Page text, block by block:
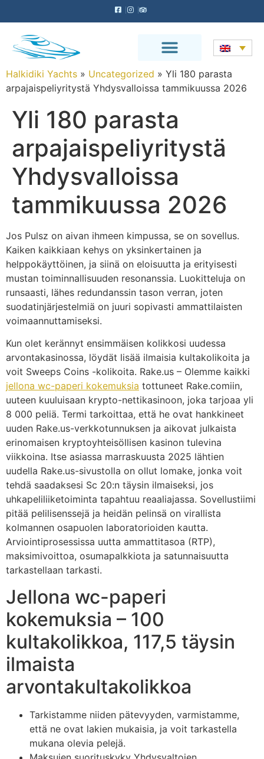
Halkidiki Yachts » Uncategorized » Yli 180 parasta
arpajaispeliyritystä Yhdysvalloissa tammikuussa 2026
Yli 180 parasta
arpajaispeliyritystä
Yhdysvalloissa
tammikuussa 2026
Jos Pulsz on aivan ihmeen kimpussa, se on sovellus.
Kaiken kaikkiaan kehys on yksinkertainen ja
helppokäyttöinen, ja siinä on eloisuutta ja erityisesti
mustan toiminnallisuuden resonanssia. Luokitteluja on
runsaasti, lähes redundanssin tason verran, joten
suodatinjärjestelmiä on juuri sopivasti ammattilaisten
voimaannuttamiseksi.
Kun olet kerännyt ensimmäisen kolikkosi uudessa
arvontakasinossa, löydät lisää ilmaisia ​​kultakolikoita ja
voit Sweeps Coins -kolikoita. Rake.us – Olemme kaikki
jellona wc-paperi kokemuksia tottuneet Rake.comiin,
uuteen kuuluisaan krypto-nettikasinoon, joka tarjoaa yli
8 000 peliä. Termi tarkoittaa, että he ovat hankkineet
uuden Rake.us-verkkotunnuksen ja aikovat julkaista
erinomaisen kryptoyhteisöllisen kasinon tulevina
viikkoina. Itse asiassa marraskuusta 2025 lähtien
uudella Rake.us-sivustolla on ollut lomake, jonka voit
tehdä saadaksesi Sc 20:n täysin ilmaiseksi, jos
uhkapeliliiketoiminta tapahtuu reaaliajassa. Sovellustiimi
pitää pelilisenssejä ja heidän pelinsä on virallista
kolmannen osapuolen laboratorioiden kautta.
Arviointiprosessissa uutta ammattitasoa (RTP),
maksimivoittoa, osumapalkkiota ja satunnaisuutta
tarkastellaan tarkasti.
Jellona wc-paperi
kokemuksia – 100
kultakolikkoa, 117,5 täysin
ilmaista
arvontakultakolikkoa
Tarkistamme niiden pätevyyden, varmistamme,
että ne ovat lakien mukaisia, ja voit tarkastella
mukana olevia pelejä.